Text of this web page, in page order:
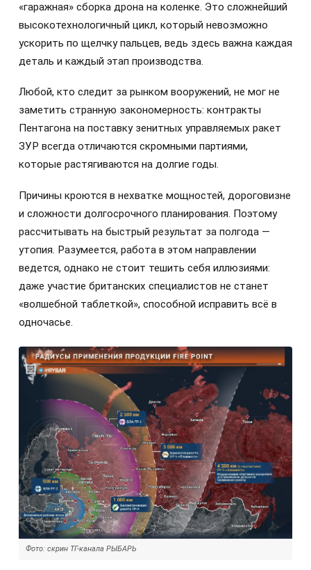
«гаражная» сборка дрона на коленке. Это сложнейший
высокотехнологичный цикл, который невозможно
ускорить по щелчку пальцев, ведь здесь важна каждая
деталь и каждый этап производства.
Любой, кто следит за рынком вооружений, не мог не
заметить странную закономерность: контракты
Пентагона на поставку зенитных управляемых ракет
ЗУР всегда отличаются скромными партиями,
которые растягиваются на долгие годы.
Причины кроются в нехватке мощностей, дороговизне
и сложности долгосрочного планирования. Поэтому
рассчитывать на быстрый результат за полгода —
утопия. Разумеется, работа в этом направлении
ведется, однако не стоит тешить себя иллюзиями:
даже участие британских специалистов не станет
«волшебной таблеткой», способной исправить всё в
одночасье.
Фото: скрин ТГ-канала РЫБАРЬ